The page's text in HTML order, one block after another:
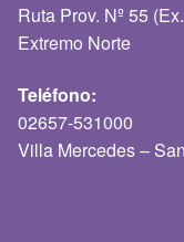
Ruta Prov. Nº 55
Extremo Norte
Teléfono:
02657-531000
Villa Mercedes –